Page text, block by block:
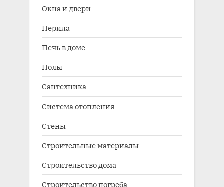
Окна и двери
Перила
Печь в доме
Полы
Сантехника
Система отопления
Стены
Строительные материалы
Строительство дома
Строительство погреба